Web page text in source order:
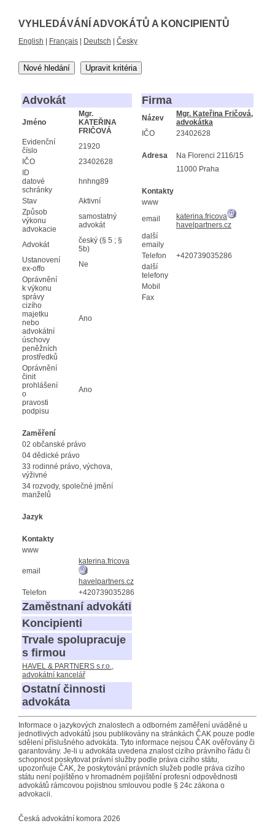
VYHLEDÁVÁNÍ ADVOKÁTŮ A KONCIPIENTŮ
English Français Deutsch Česky
Nové hledání Upravit kritéria
Advokát
Jméno
Mgr.
KATEŘINA
FRIČOVÁ
Evidenční
číslo
21920
IČO
23402628
ID
datové
schránky
hnhng89
Stav
Aktivní
Způsob
výkonu
advokacie
samostatný
advokát
Advokát
český (§ 5 ; §
5b)
Ustanovení
ex-offo
Ne
Oprávnění
k výkonu
správy
cizího
majetku
nebo
advokátní
úschovy
peněžních
prostředků
Ano
Oprávnění
činit
prohlášení
o
pravosti
podpisu
Ano
Zaměření
02 občanské právo
04 dědické právo
33 rodinné právo, výchova,
výživné
34 rozvody, společné jmění
manželů
Jazyk
Kontakty
www
email
katerina.fricova
havelpartners.cz
Telefon
+420739035286
Zaměstnaní advokáti
Koncipienti
Trvale spolupracuje
s firmou
HAVEL & PARTNERS s.r.o.,
advokátní kancelář
Ostatní činnosti
advokáta
Firma
Název
Mgr. Kateřina Fričová,
advokátka
IČO
23402628
Adresa
Na Florenci 2116/15
11000 Praha
Kontakty
www
email
katerina.fricova
havelpartners.cz
další
emaily
Telefon
+420739035286
další
telefony
Mobil
Fax
Informace o jazykových znalostech a odborném zaměření uváděné u
jednotlivých advokátů jsou publikovány na stránkách ČAK pouze podle
sdělení příslušného advokáta. Tyto informace nejsou ČAK ověřovány či
garantovány. Je-li u advokáta uvedena znalost cizího právního řádu či
schopnost poskytovat právní služby podle práva cizího státu,
upozorňuje ČAK, že poskytování právních služeb podle práva cizího
státu není pojištěno v hromadném pojištění profesní odpovědnosti
advokátů rámcovou pojistnou smlouvou podle § 24c zákona o
advokacii.
Česká advokátní komora 2026